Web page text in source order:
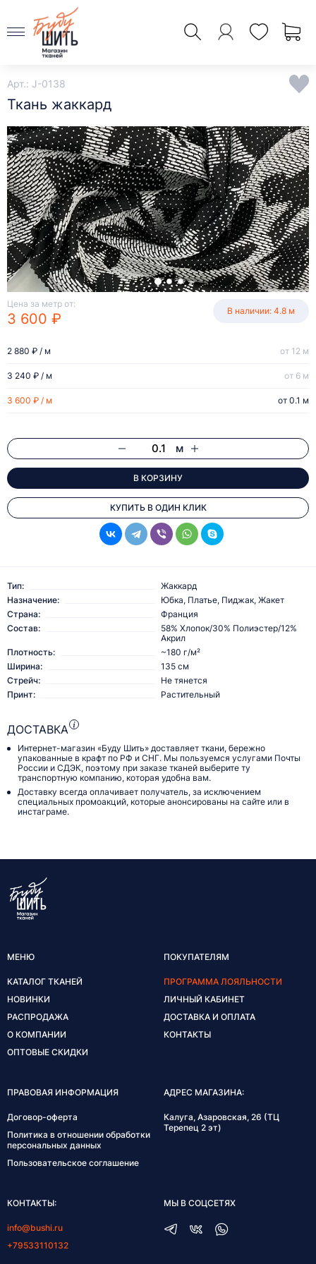
Арт.: J-0138
Ткань жаккард
Цена за метр от:
3 600 ₽ В наличии: 4.8 м
3 600 ₽ / м от 0.1 м
3 240 ₽ / м от 6 м
2 880 ₽ / м от 12 м
м
В КОРЗИНУ
КУПИТЬ В ОДИН КЛИК
Тип:
Жаккард
Назначение:
Юбка, Платье, Пиджак, Жакет
Страна:
Франция
Состав:
58% Хлопок/30% Полиэстер/12%
Акрил
Плотность:
~180 г/м²
Ширина:
135 см
Стрейч:
Не тянется
Принт:
Растительный
ДОСТАВКА
Интернет-магазин «Буду Шить» доставляет ткани, бережно
упакованные в крафт по РФ и СНГ. Мы пользуемся услугами Почты
России и СДЭК, поэтому при заказе тканей выберите ту
транспортную компанию, которая удобна вам.
Доставку всегда оплачивает получатель, за исключением
специальных промоакций, которые анонсированы на сайте или в
инстаграме.
МЕНЮ
КАТАЛОГ ТКАНЕЙ
НОВИНКИ
РАСПРОДАЖА
О КОМПАНИИ
ОПТОВЫЕ СКИДКИ
ПОКУПАТЕЛЯМ
ПРОГРАММА ЛОЯЛЬНОСТИ
ЛИЧНЫЙ КАБИНЕТ
ДОСТАВКА И ОПЛАТА
КОНТАКТЫ
ПРАВОВАЯ ИНФОРМАЦИЯ
Договор-оферта
Политика в отношении обработки
персональных данных
Пользовательское соглашение
АДРЕС МАГАЗИНА:
Калуга, Азаровская, 26 (ТЦ
Терепец 2 эт)
КОНТАКТЫ:
info@bushi.ru
+79533110132
МЫ В СОЦСЕТЯХ